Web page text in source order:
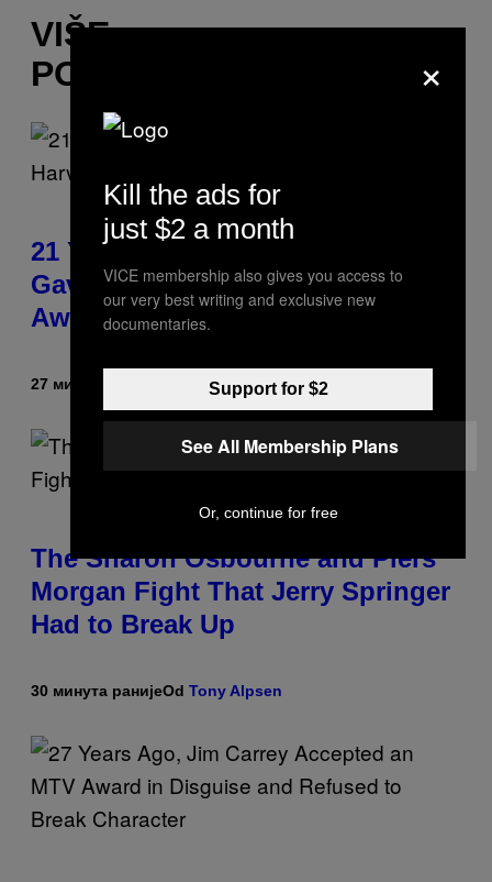
VIŠE
POPUT OVOGA
21 Years Ago, A Barbie Movie
Gave Harvey Weinstein a Deeply
Awkward Cameo
27 минута раније Tony Alpsen
The Sharon Osbourne and Piers
Morgan Fight That Jerry Springer
Had to Break Up
30 минута ранијеOd Tony Alpsen
×
Kill the ads for
just $2 a month
VICE membership also gives you access to
our very best writing and exclusive new
documentaries.
Support for $2
See All Membership Plans
Or, continue for free